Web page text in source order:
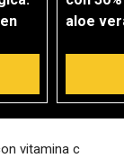
aloe
vitamina c